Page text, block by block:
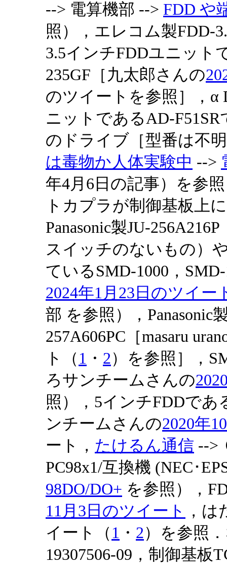
--> 電算機部 --> FDD や
照），エレコム製FDD-
3.5インチFDDユニット
235GF［九太郎さんの
のツイートを参照］，α
ニットであるAD-
のドライブ［型番は不
は毒物か人体実験中 -->
年4月6日の記事）を参
トカプラが制御基板上
Panasonic製JU-
スイッチのないもの）
ているSMD-1000，
2024年1月23日のツイー
部 を参照），Panasonic
257A606PC［masaru
ト（ 1 ・ 2）を参照］，
ろサンチームさんの
照），5インチFDDであ
ンチームさんの2020年
ート， たけるん通信 -->
PC98x1/互換機 (NEC･
98DO/DO+ を参照），
11月3日のツイート
，
イート（ 1 ・ 2）を参照
19307506-09，制御基板